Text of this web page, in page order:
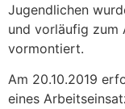
Jugendlichen
und vorläufig zum
vormontiert.
Am 20.10.2019
eines